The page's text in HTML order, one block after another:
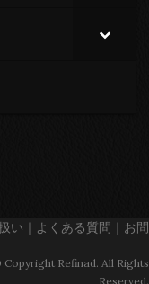
い ｜ よくある質問 ｜ お問
Refinad. All Rights
Reserved.